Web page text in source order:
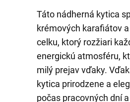
Táto nádherná kytica
krémových karafiátov
celku, ktorý rozžiari
energickú atmosféru,
milý prejav vďaky.
kytica prirodzene a
počas pracovných dní